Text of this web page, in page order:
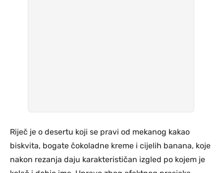
Riječ je o desertu koji se pravi od mekanog kakao
biskvita, bogate čokoladne kreme i cijelih banana, koje
nakon rezanja daju karakterističan izgled po kojem je